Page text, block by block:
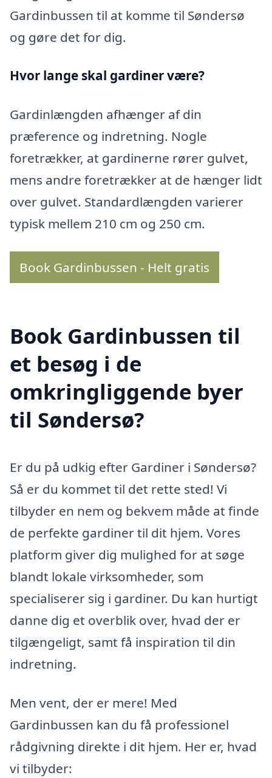
Gardinbussen til at komme til Søndersø
og gøre det for dig.
Hvor lange skal gardiner være?
Gardinlængden afhænger af din
præference og indretning. Nogle
foretrækker, at gardinerne rører gulvet,
mens andre foretrækker at de hænger lidt
over gulvet. Standardlængden varierer
typisk mellem 210 cm og 250 cm.
Book Gardinbussen - Helt gratis
Book Gardinbussen til
et besøg i de
omkringliggende byer
til Søndersø?
Er du på udkig efter Gardiner i Søndersø?
Så er du kommet til det rette sted! Vi
tilbyder en nem og bekvem måde at finde
de perfekte gardiner til dit hjem. Vores
platform giver dig mulighed for at søge
blandt lokale virksomheder, som
specialiserer sig i gardiner. Du kan hurtigt
danne dig et overblik over, hvad der er
tilgængeligt, samt få inspiration til din
indretning.
Men vent, der er mere! Med
Gardinbussen kan du få professionel
rådgivning direkte i dit hjem. Her er, hvad
vi tilbyder: